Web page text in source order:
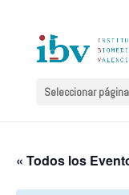
Seleccionar página
« Todos los